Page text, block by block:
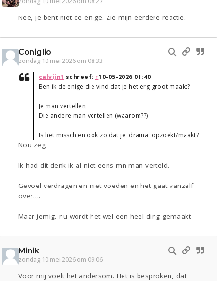
Nee, je bent niet de enige. Zie mijn eerdere reactie.
Coniglio
zondag 10 mei 2026 om 08:33
calvijn1 schreef: ↑10-05-2026 01:40
Ben ik de enige die vind dat je het erg groot maakt?
Je man vertellen
Die andere man vertellen (waarom??)
Is het misschien ook zo dat je 'drama' opzoekt/maakt?
Nou zeg.
Ik had dit denk ik al niet eens mn man verteld.
Gevoel verdragen en niet voeden en het gaat vanzelf
over….
Maar jemig, nu wordt het wel een heel ding gemaakt
Minik
zondag 10 mei 2026 om 09:06
Voor mij voelt het andersom. Het is besproken, dat